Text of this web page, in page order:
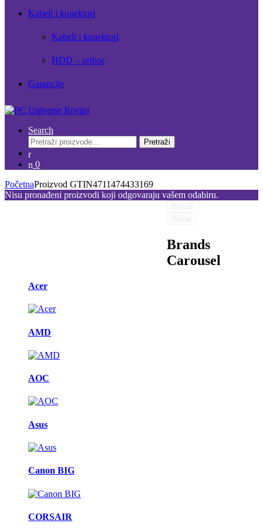
Kabeli i konektori
Kabeli i konektori
HDD – pribor
Garancije
Search
Pretraži:
Pretraži
0
PočetnaProizvod GTIN4711474433169
Nisu pronađeni proizvodi koji odgovaraju vašem odabiru.
Brands
Carousel
Acer
AMD
AOC
Asus
Canon BIG
CORSAIR